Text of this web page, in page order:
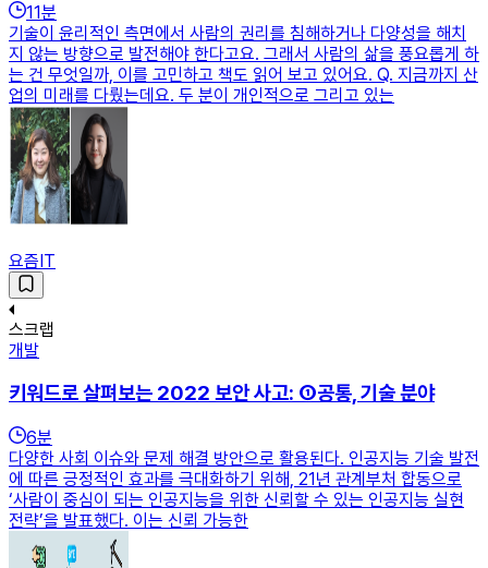
11분
기술이 윤리적인 측면에서 사람의 권리를 침해하거나 다양성을 해치
지 않는 방향으로 발전해야 한다고요. 그래서 사람의 삶을 풍요롭게 하
는 건 무엇일까, 이를 고민하고 책도 읽어 보고 있어요. Q. 지금까지 산
업의 미래를 다뤘는데요. 두 분이 개인적으로 그리고 있는
요즘IT
스크랩
개발
키워드로 살펴보는 2022 보안 사고: ①공통, 기술 분야
6분
다양한 사회 이슈와 문제 해결 방안으로 활용된다. 인공지능 기술 발전
에 따른 긍정적인 효과를 극대화하기 위해, 21년 관계부처 합동으로
‘사람이 중심이 되는 인공지능을 위한 신뢰할 수 있는 인공지능 실현
전략’을 발표했다. 이는 신뢰 가능한